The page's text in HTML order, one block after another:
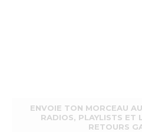
ENVOIE TON MORCEAU
RADIOS, PLAYLISTS ET
RETOURS